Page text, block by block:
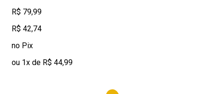
R$ 79,99
R$ 42,74
no Pix
ou 1x de R$ 44,99